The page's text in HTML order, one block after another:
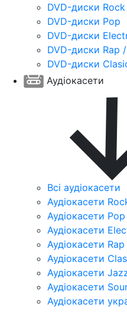
DVD-диски Rock
DVD-диски Pop
DVD-диски
DVD-диски Rap
DVD-диски
Аудіокасети
Всі аудіокасети
Аудіокасети
Аудіокасети Pop
Аудіокасети
Аудіокасети
Аудіокасети
Аудіокасети
Аудіокасети
Аудіокасети